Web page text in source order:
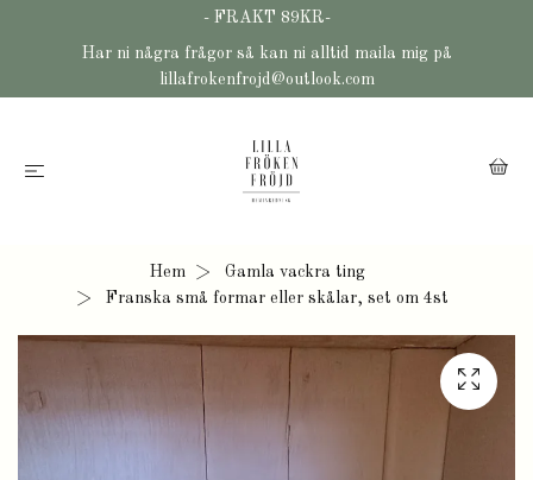
- FRAKT 89KR-
Har ni några frågor så kan ni alltid maila mig på
lillafrokenfrojd@outlook.com
Hem
Gamla vackra ting
Franska små formar eller skålar, set om 4st